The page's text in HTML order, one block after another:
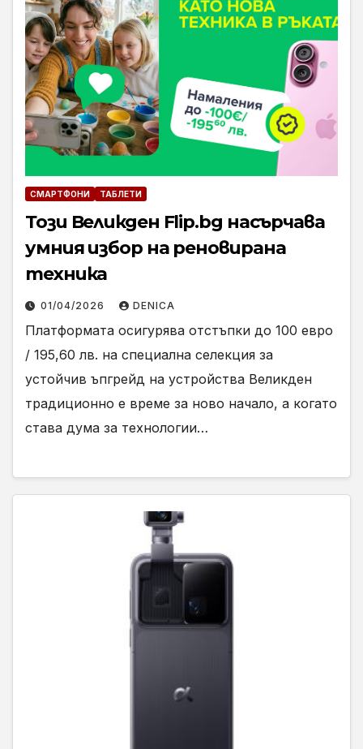
СМАРТФОНИ ТАБЛЕТИ
Този Великден Flip.bg насърчава
умния избор на реновирана
техника
01/04/2026 DENICA
Платформата осигурява отстъпки до 100 евро
/ 195,60 лв. на специална селекция за
устойчив ъпгрейд на устройства Великден
традиционно е време за ново начало, а когато
става дума за технологии…